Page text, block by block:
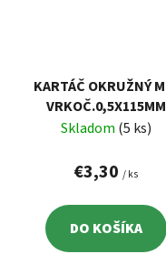
KARTÁČ OKRUŽNÝ
VRKOČ.0,5X115MM
Skladom (5 ks)
€3,30 / ks
DO KOŠÍKA